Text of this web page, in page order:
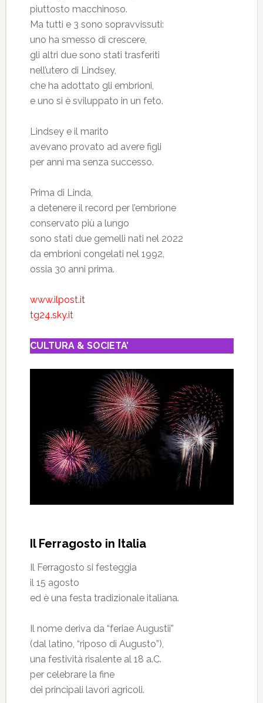
piuttosto macchinoso.
Ma tutti e 3 sono sopravvissuti:
uno ha smesso di crescere,
gli altri due sono stati trasferiti
nell’utero di Lindsey,
che ha adottato gli embrioni,
e uno si è sviluppato in un feto.
Lindsey e il marito
avevano provato ad avere figli
per anni ma senza successo.
Prima di Linda,
a detenere il record per l’embrione
conservato più a lungo
sono stati due gemelli nati nel 2022
da embrioni congelati nel 1992,
ossia 30 anni prima.
www.ilpost.it
tg24.sky.it
CULTURA & SOCIETA’
Il Ferragosto in Italia
Il Ferragosto si festeggia
il 15 agosto
ed è una festa tradizionale italiana.
Il nome deriva da “feriae Augustii”
(dal latino, “riposo di Augusto”),
una festività risalente al 18 a.C.
per celebrare la fine
dei principali lavori agricoli.